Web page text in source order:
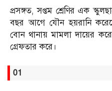
প্রসঙ্গত, সপ্তম শ্রেণির এক
বছর আগে যৌন হয়রানি
বোন থানায় মামলা দায়ের
গ্রেফতার করে।
01